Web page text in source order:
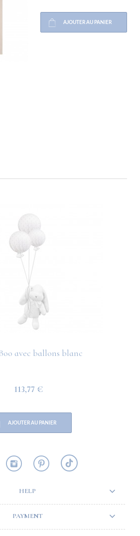
AJOUTER AU PANIER
avec ballons blanc
113,77 €
AJOUTER AU PANIER
HELP
PAYMENT